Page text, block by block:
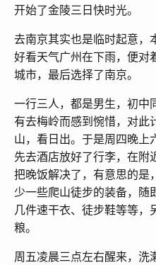
开始了金陵三日快时光。
去南京其实也是临时起意，
好看天气广州在下雨，便对
城市，最后选择了南京。
一行三人，都是男生，初中
有去梅岭而感到惋惜，对此
山，看日出。于是周四晚上
先去酒店放好了行李，在附
把晚饭解决了，有意思的是
少一些爬山徒步的装备，随
几件速干衣、徒步鞋等等，
粮。
周五凌晨三点左右醒来，洗